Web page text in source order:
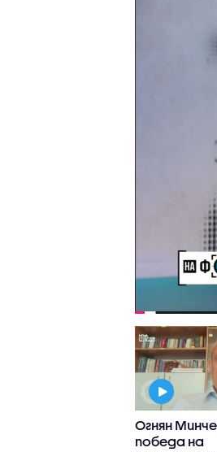
Огнян
победа на